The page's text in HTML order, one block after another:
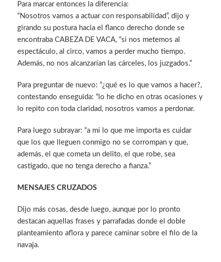
Para marcar entonces la diferencia:
“Nosotros vamos a actuar con responsabilidad”, dijo y
girando su postura hacia el flanco derecho donde se
encontraba CABEZA DE VACA, “si nos metemos al
espectáculo, al circo, vamos a perder mucho tiempo.
Además, no nos alcanzarían las cárceles, los juzgados.”
Para preguntar de nuevo: “¿qué es lo que vamos a hacer?,
contestando enseguida: “lo he dicho en otras ocasiones y
lo repito con toda claridad, nosotros vamos a perdonar.
Para luego subrayar: “a mí lo que me importa es cuidar
que los que lleguen conmigo no se corrompan y que,
además, el que cometa un delito, el que robe, sea
castigado, que no tenga derecho a fianza.”
MENSAJES CRUZADOS
Dijo más cosas, desde luego, aunque por lo pronto
destacan aquellas frases y parrafadas donde el doble
planteamiento aflora y parece caminar sobre el filo de la
navaja.